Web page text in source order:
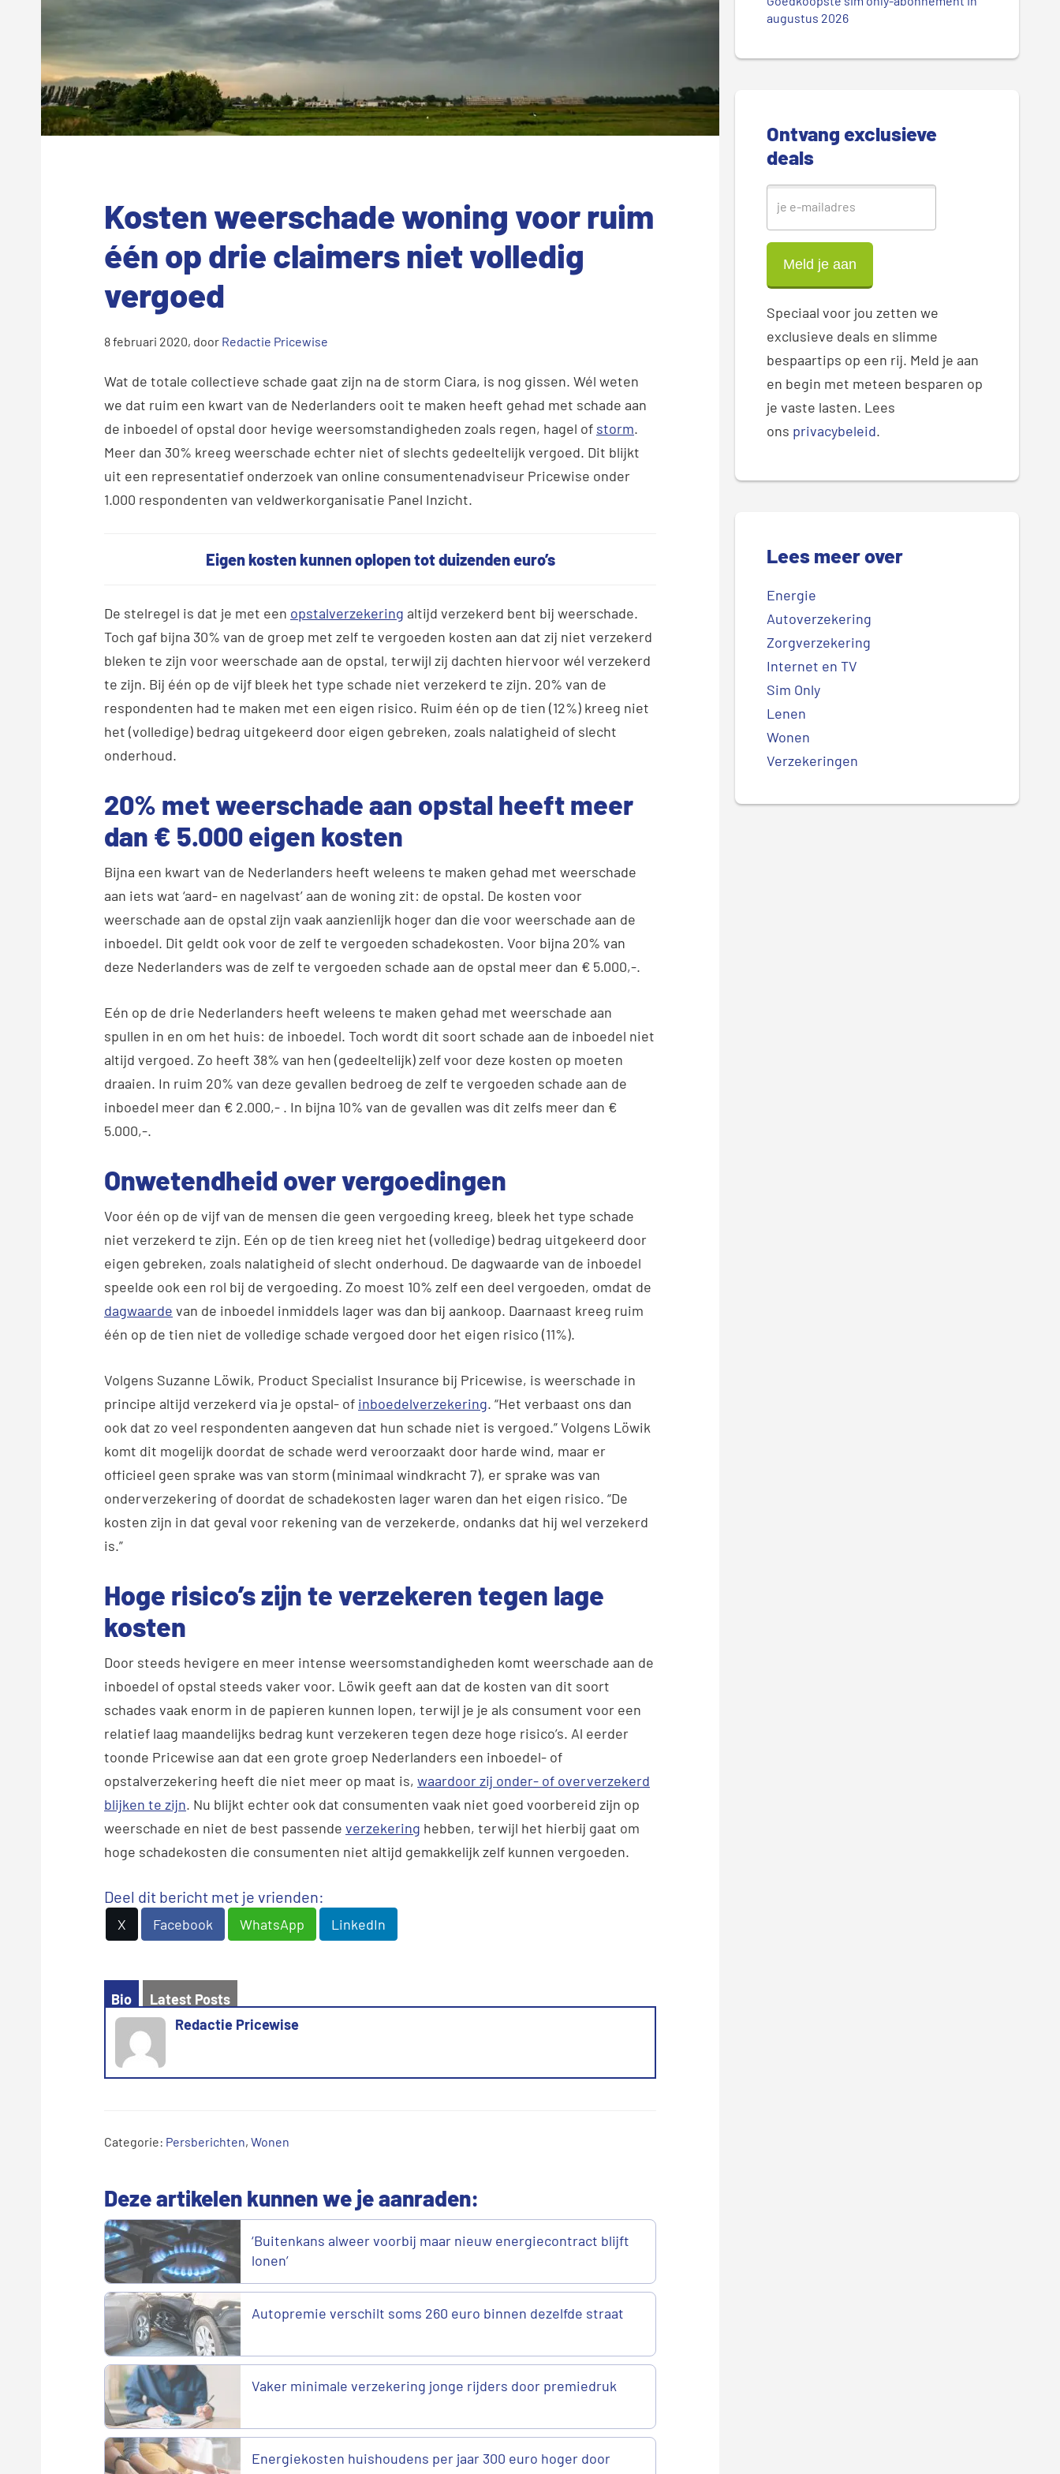
.
Kosten weerschade woning voor ruim
één op drie claimers niet volledig
vergoed
8 februari 2020, door Redactie Pricewise
Wat de totale collectieve schade gaat zijn na de storm Ciara, is nog gissen. Wél weten
we dat ruim een kwart van de Nederlanders ooit te maken heeft gehad met schade aan
de inboedel of opstal door hevige weersomstandigheden zoals regen, hagel of storm.
Meer dan 30% kreeg weerschade echter niet of slechts gedeeltelijk vergoed. Dit blijkt
uit een representatief onderzoek van online consumentenadviseur Pricewise onder
1.000 respondenten van veldwerkorganisatie Panel Inzicht.
Eigen kosten kunnen oplopen tot duizenden euro’s
De stelregel is dat je met een opstalverzekering altijd verzekerd bent bij weerschade.
Toch gaf bijna 30% van de groep met zelf te vergoeden kosten aan dat zij niet verzekerd
bleken te zijn voor weerschade aan de opstal, terwijl zij dachten hiervoor wél verzekerd
te zijn. Bij één op de vijf bleek het type schade niet verzekerd te zijn. 20% van de
respondenten had te maken met een eigen risico. Ruim één op de tien (12%) kreeg niet
het (volledige) bedrag uitgekeerd door eigen gebreken, zoals nalatigheid of slecht
onderhoud.
20% met weerschade aan opstal heeft meer
dan € 5.000 eigen kosten
Bijna een kwart van de Nederlanders heeft weleens te maken gehad met weerschade
aan iets wat ‘aard- en nagelvast’ aan de woning zit: de opstal. De kosten voor
weerschade aan de opstal zijn vaak aanzienlijk hoger dan die voor weerschade aan de
inboedel. Dit geldt ook voor de zelf te vergoeden schadekosten. Voor bijna 20% van
deze Nederlanders was de zelf te vergoeden schade aan de opstal meer dan € 5.000,-.
Eén op de drie Nederlanders heeft weleens te maken gehad met weerschade aan
spullen in en om het huis: de inboedel. Toch wordt dit soort schade aan de inboedel niet
altijd vergoed. Zo heeft 38% van hen (gedeeltelijk) zelf voor deze kosten op moeten
draaien. In ruim 20% van deze gevallen bedroeg de zelf te vergoeden schade aan de
inboedel meer dan € 2.000,- . In bijna 10% van de gevallen was dit zelfs meer dan €
5.000,-.
Onwetendheid over vergoedingen
Voor één op de vijf van de mensen die geen vergoeding kreeg, bleek het type schade
niet verzekerd te zijn. Eén op de tien kreeg niet het (volledige) bedrag uitgekeerd door
eigen gebreken, zoals nalatigheid of slecht onderhoud. De dagwaarde van de inboedel
speelde ook een rol bij de vergoeding. Zo moest 10% zelf een deel vergoeden, omdat de
dagwaarde van de inboedel inmiddels lager was dan bij aankoop. Daarnaast kreeg ruim
één op de tien niet de volledige schade vergoed door het eigen risico (11%).
Volgens Suzanne Löwik, Product Specialist Insurance bij Pricewise, is weerschade in
principe altijd verzekerd via je opstal- of inboedelverzekering. “Het verbaast ons dan
ook dat zo veel respondenten aangeven dat hun schade niet is vergoed.” Volgens Löwik
komt dit mogelijk doordat de schade werd veroorzaakt door harde wind, maar er
officieel geen sprake was van storm (minimaal windkracht 7), er sprake was van
onderverzekering of doordat de schadekosten lager waren dan het eigen risico. “De
kosten zijn in dat geval voor rekening van de verzekerde, ondanks dat hij wel verzekerd
is.”
Hoge risico’s zijn te verzekeren tegen lage
kosten
Door steeds hevigere en meer intense weersomstandigheden komt weerschade aan de
inboedel of opstal steeds vaker voor. Löwik geeft aan dat de kosten van dit soort
schades vaak enorm in de papieren kunnen lopen, terwijl je je als consument voor een
relatief laag maandelijks bedrag kunt verzekeren tegen deze hoge risico’s. Al eerder
toonde Pricewise aan dat een grote groep Nederlanders een inboedel- of
opstalverzekering heeft die niet meer op maat is, waardoor zij onder- of oververzekerd
blijken te zijn. Nu blijkt echter ook dat consumenten vaak niet goed voorbereid zijn op
weerschade en niet de best passende verzekering hebben, terwijl het hierbij gaat om
hoge schadekosten die consumenten niet altijd gemakkelijk zelf kunnen vergoeden.
Deel dit bericht met je vrienden:
X Facebook WhatsApp LinkedIn
Bio
Latest Posts
Redactie Pricewise
Categorie: Persberichten, Wonen
Deze artikelen kunnen we je aanraden:
‘Buitenkans alweer voorbij maar nieuw energiecontract blijft
lonen’
Autopremie verschilt soms 260 euro binnen dezelfde straat
Vaker minimale verzekering jonge rijders door premiedruk
Energiekosten huishoudens per jaar 300 euro hoger door
e
augustus 2026
Ontvang exclusieve
deals
Speciaal voor jou zetten we
exclusieve deals en slimme
bespaartips op een rij. Meld je aan
en begin met meteen besparen op
je vaste lasten. Lees
ons privacybeleid.
Lees meer over
Energie
Autoverzekering
Zorgverzekering
Internet en TV
Sim Only
Lenen
Wonen
Verzekeringen